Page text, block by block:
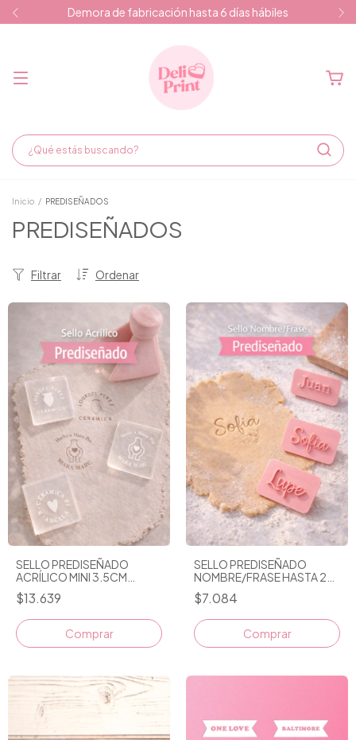
Demora de fabricación hasta 6 días hábiles
Inicio / PREDISEÑADOS
PREDISEÑADOS
Ordenar
Filtrar
SELLO PREDISEÑADO
ACRÍLICO MINI 3.5CM
NOMBRE/PALABRA
PERSONALIZABLE
$13.639
Comprar
SELLO PREDISEÑADO
NOMBRE/FRASE HASTA 2
PALABRAS
$7.084
Comprar